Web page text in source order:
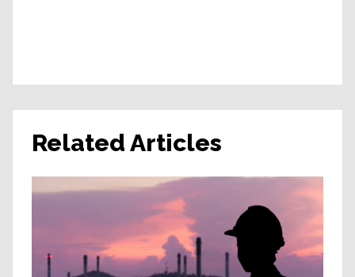
Related Articles